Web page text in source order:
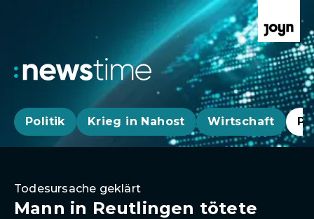
Politik Krieg in Nahost Wirtschaft
Todesursache geklärt
Mann in Reutlingen tötete